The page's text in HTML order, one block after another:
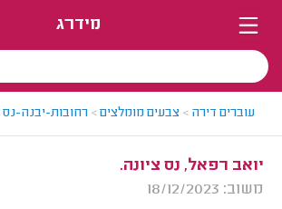
מידרג
עוברים דירה > צבעים מומלצים> רחובות-יבנה-נס
יואב רפאל, נס ציונה.
משוב: 18/12/2023